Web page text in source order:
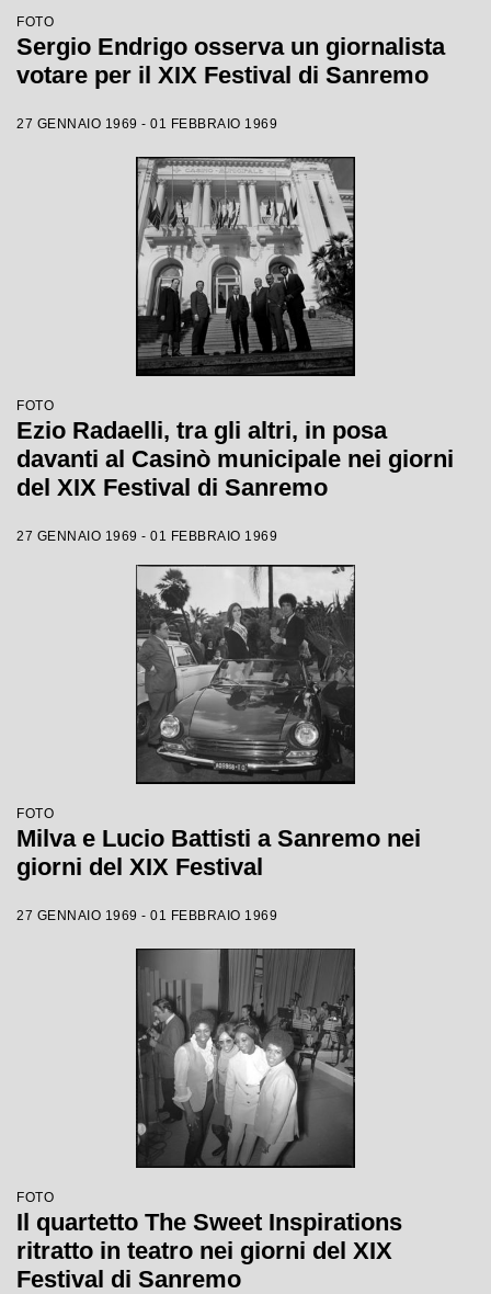
FOTO
Sergio Endrigo osserva un giornalista
votare per il XIX Festival di Sanremo
27 GENNAIO 1969 - 01 FEBBRAIO 1969
FOTO
Ezio Radaelli, tra gli altri, in posa
davanti al Casinò municipale nei giorni
del XIX Festival di Sanremo
27 GENNAIO 1969 - 01 FEBBRAIO 1969
FOTO
Milva e Lucio Battisti a Sanremo nei
giorni del XIX Festival
27 GENNAIO 1969 - 01 FEBBRAIO 1969
FOTO
Il quartetto The Sweet Inspirations
ritratto in teatro nei giorni del XIX
Festival di Sanremo